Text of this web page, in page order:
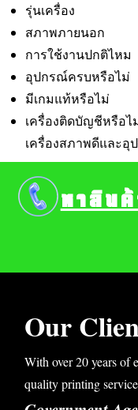
รุ่นเครื่อง
สภาพภายนอก
การใช้งานปกติไหม
อุปกรณ์ครบหรือไม่
มีเกมแท้หรือไม่
เครื่องติดบัญชีหรือไ
เครื่องสภาพดีและอุ
Our
With over 20 years of
quality printing
หาสิน